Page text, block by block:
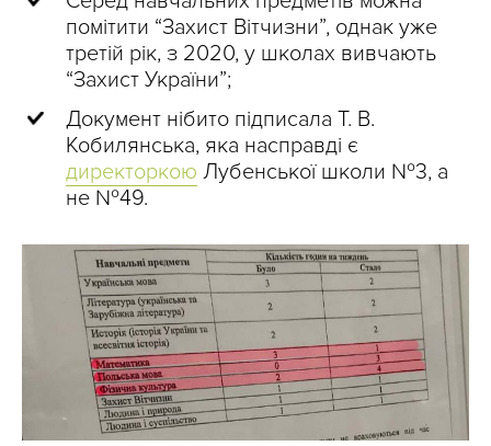
помітити “Захист Вітчизни”, однак уже
третій рік, з 2020, у школах вивчають
“Захист України”;
Документ нібито підписала Т. В.
Кобилянська, яка насправді є
директоркою Лубенської школи №3, а
не №49.